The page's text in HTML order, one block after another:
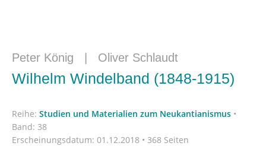
Peter König Oliver Schlaudt
Wilhelm Windelband (1848-1915)
Reihe: Studien und Materialien zum Neukantianismus •
Band: 38
Erscheinungsdatum: 01.12.2018 • 368 Seiten